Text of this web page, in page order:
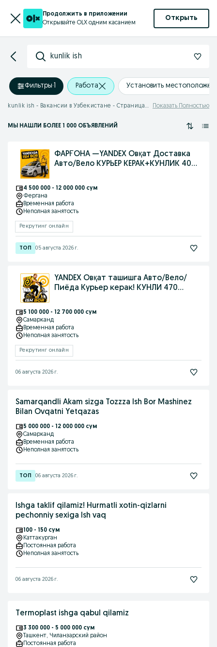
Продолжить в приложении
Открывайте OLX одним касанием
Открыть
kunlik ish
Фильтры·1 Работа Установить
kunlik ish - Вакансии в Узбекистане - Страница 20 Показать Полностью
МЫ НАШЛИ БОЛЕЕ 1 000 ОБЪЯВЛЕНИЙ
ФАРҒОНА —YANDEX Овқат Доставка
Авто/Вело КУРЬЕР КЕРАК+КУНЛИК 400
4 500 000 - 12 000 000 сум
Фергана
Временная работа
Неполная занятость
Рекрутинг онлайн
05 августа 2026 г.
YANDEX Овқат ташишга Авто/Вело/
Пиёда Курьер керак! КУНЛИ 470
5 100 000 - 12 700 000 сум
Самарканд
Временная работа
Неполная занятость
Рекрутинг онлайн
06 августа 2026 г.
Samarqandli Akam sizga Tozzza Ish Bor Mashinez
Bilan Ovqatni Yetqazas
5 000 000 - 12 000 000 сум
Самарканд
Временная работа
Неполная занятость
06 августа 2026 г.
Ishga taklif qilamiz! Hurmatli xotin-qizlarni
pechonniy sexiga Ish vaq
100 - 150 сум
Каттакурган
Постоянная работа
Неполная занятость
06 августа 2026 г.
Termoplast ishga qabul qilamiz
3 300 000 - 5 000 000 сум
Ташкент, Чиланзарский район
Постоянная работа